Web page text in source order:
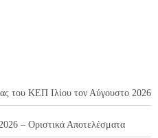
του ΚΕΠ Ιλίου τον Αύγουστο 2026
– Οριστικά Αποτελέσματα